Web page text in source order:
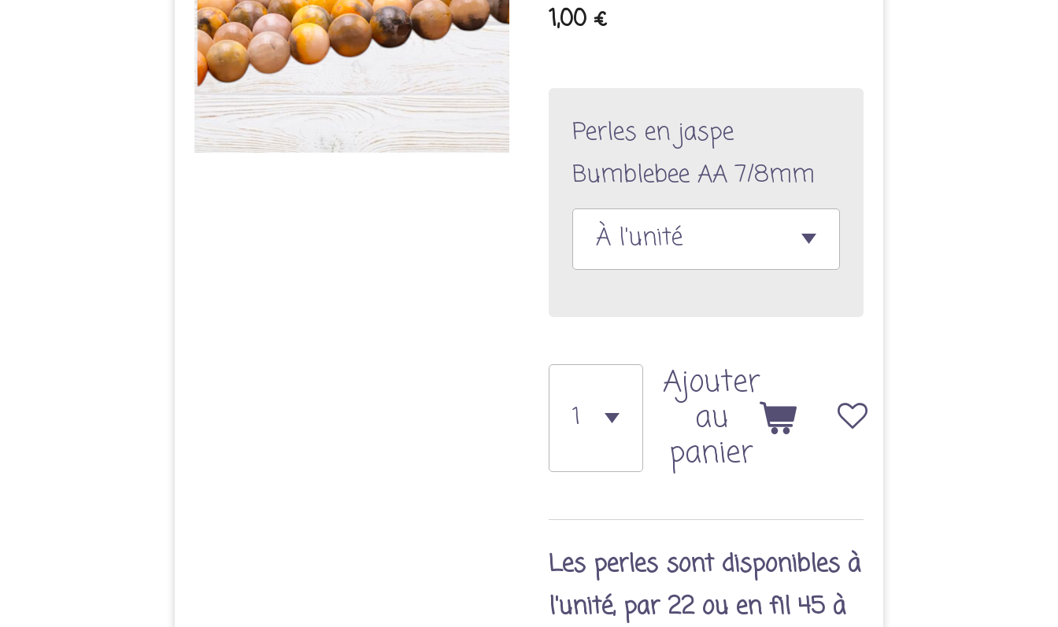
1,00 €
Perles en jaspe
Bumblebee AA 7/8mm
Ajouter
au
panier
Les perles sont disponibles à
l'unité, par 22 ou en fil 45 à